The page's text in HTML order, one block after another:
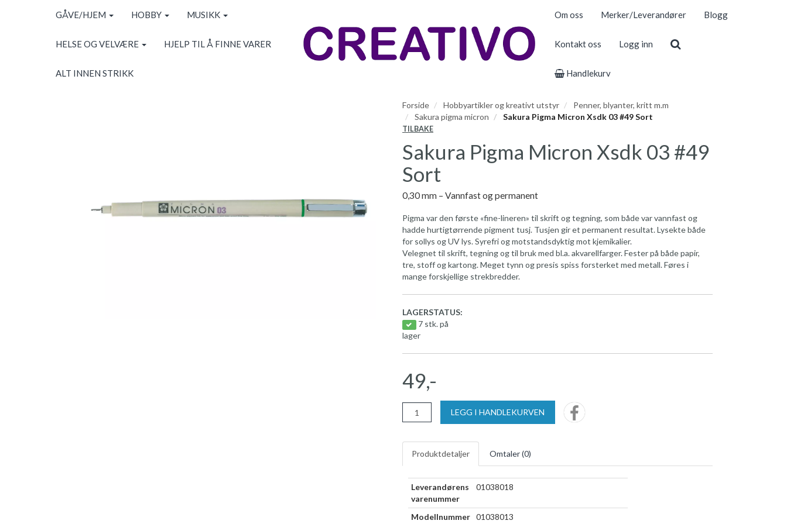
GÅVE/HJEM HOBBY MUSIKK
HELSE OG VELVÆRE HJELP TIL Å FINNE VARER
ALT INNEN STRIKK
Om oss Merker/Leverandører Blogg
Kontakt oss Logg inn
Handlekurv
Forside Hobbyartikler og kreativt utstyr
Penner, blyanter, kritt m.m
Sakura pigma micron
Sakura Pigma Micron Xsdk 03 #49 Sort
TILBAKE
Sakura Pigma Micron Xsdk 03 #49
Sort
0,30 mm – Vannfast og permanent
Pigma var den første «fine-lineren» til skrift og tegning, som både var vannfast og
hadde hurtigtørrende pigment tusj. Tusjen gir et permanent resultat. Lysekte både
for sollys og UV lys. Syrefri og motstandsdyktig mot kjemikalier.
Velegnet til skrift, tegning og til bruk med bl.a. akvarellfarger. Fester på både papir,
tre, stoff og kartong. Meget tynn og presis spiss forsterket med metall. Føres i
mange forskjellige strekbredder.
LAGERSTATUS:
7 stk. på
lager
49,-
LEGG I HANDLEKURVEN
Produktdetaljer Omtaler (0)
Leverandørens
varenummer
01038018
Modellnummer 01038013